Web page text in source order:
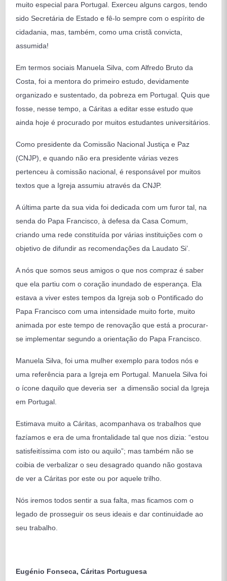
muito especial para Portugal. Exerceu alguns cargos, tendo
sido Secretária de Estado e fê-lo sempre com o espírito de
cidadania, mas, também, como uma cristã convicta,
assumida!
Em termos sociais Manuela Silva, com Alfredo Bruto da
Costa, foi a mentora do primeiro estudo, devidamente
organizado e sustentado, da pobreza em Portugal. Quis que
fosse, nesse tempo, a Cáritas a editar esse estudo que
ainda hoje é procurado por muitos estudantes universitários.
Como presidente da Comissão Nacional Justiça e Paz
(CNJP), e quando não era presidente várias vezes
pertenceu à comissão nacional, é responsável por muitos
textos que a Igreja assumiu através da CNJP.
A última parte da sua vida foi dedicada com um furor tal, na
senda do Papa Francisco, à defesa da Casa Comum,
criando uma rede constituída por várias instituições com o
objetivo de difundir as recomendações da Laudato Si’.
A nós que somos seus amigos o que nos compraz é saber
que ela partiu com o coração inundado de esperança. Ela
estava a viver estes tempos da Igreja sob o Pontificado do
Papa Francisco com uma intensidade muito forte, muito
animada por este tempo de renovação que está a procurar-
se implementar segundo a orientação do Papa Francisco.
Manuela Silva, foi uma mulher exemplo para todos nós e
uma referência para a Igreja em Portugal. Manuela Silva foi
o ícone daquilo que deveria ser a dimensão social da Igreja
em Portugal.
Estimava muito a Cáritas, acompanhava os trabalhos que
fazíamos e era de uma frontalidade tal que nos dizia: “estou
satisfeitíssima com isto ou aquilo”; mas também não se
coibia de verbalizar o seu desagrado quando não gostava
de ver a Cáritas por este ou por aquele trilho.
Nós iremos todos sentir a sua falta, mas ficamos com o
legado de prosseguir os seus ideais e dar continuidade ao
seu trabalho.
Eugénio Fonseca, Cáritas Portuguesa